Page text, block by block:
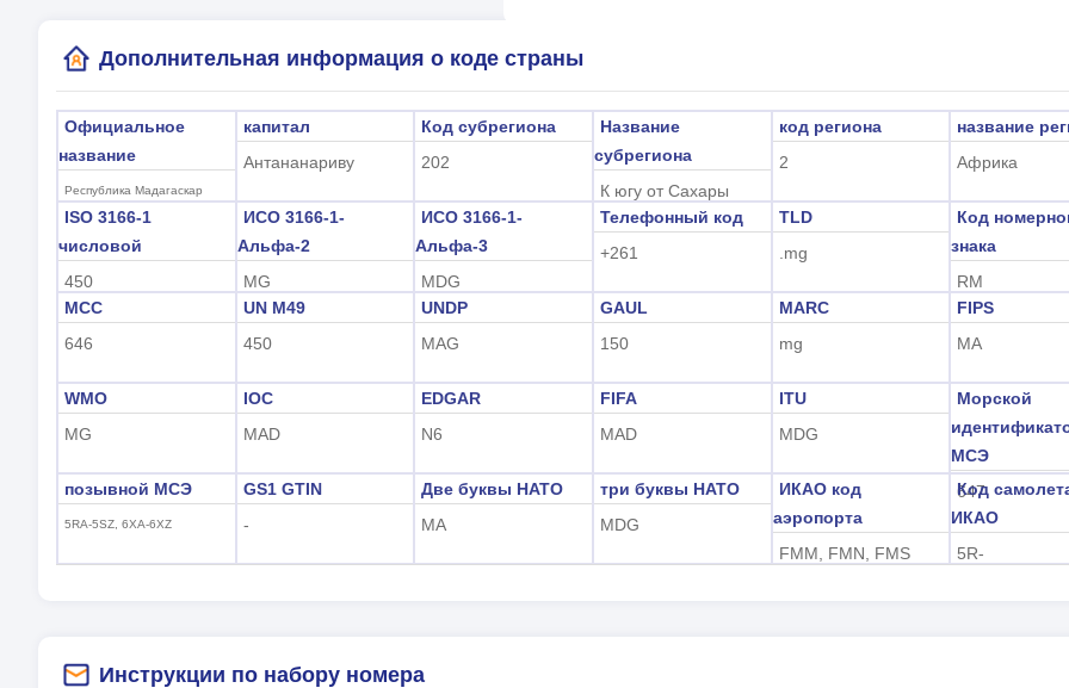
हिंदी
Дополнительная информация о коде страны
Официальное
название
Республика Мадагаскар
капитал
Антананариву
Код субрегиона
202
Название
субрегиона
К югу от Сахары
код региона
2
название
Африка
ISO 3166-1
числовой
450
ИСО 3166-1-
Альфа-2
MG
ИСО 3166-1-
Альфа-3
MDG
Телефонный код
+261
TLD
.mg
Код
знака
RM
MCC
646
UN M49
450
UNDP
MAG
GAUL
150
MARC
mg
FIPS
MA
WMO
MG
IOC
MAD
EDGAR
N6
FIFA
MAD
ITU
MDG
Морской
МСЭ
647
позывной МСЭ
5RA-5SZ, 6XA-6XZ
GS1 GTIN
-
Две буквы НАТО
MA
три буквы НАТО
MDG
ИКАО код
аэропорта
FMM, FMN, FMS
Код
ИКАО
5R-
Инструкции по набору номера